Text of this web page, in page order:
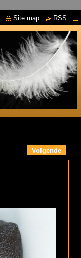
Volgende
Site map RSS